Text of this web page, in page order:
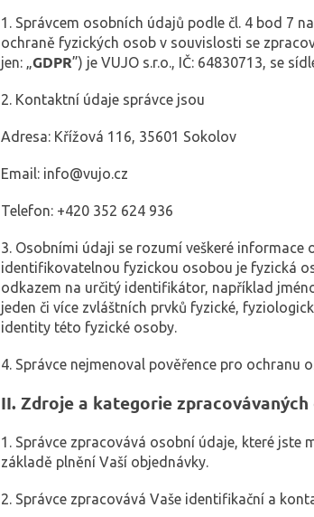
1. Správcem osobních údajů podle čl. 4 bod 7
ochraně fyzických osob v souvislosti se
jen: „GDPR”) je VUJO s.r.o., IČ: 64830713, se
2. Kontaktní údaje správce jsou
Adresa: Křížová 116, 35601 Sokolov
Email: info@vujo.cz
Telefon: +420 352 624 936
3. Osobními údaji se rozumí veškeré
identifikovatelnou fyzickou osobou je fyzická
odkazem na určitý identifikátor, například
jeden či více zvláštních prvků fyzické,
identity této fyzické osoby.
4. Správce nejmenoval pověřence pro ochranu
II. Zdroje a kategorie zpracovávaných
1. Správce zpracovává osobní údaje, které jste
základě plnění Vaší objednávky.
2. Správce zpracovává Vaše identifikační a